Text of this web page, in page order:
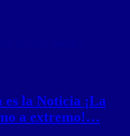
es la Noticia ¡La
a extremo!…